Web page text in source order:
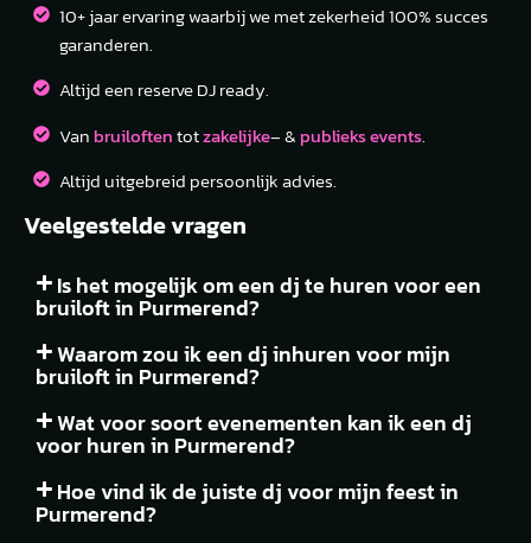
10+ jaar ervaring waarbij we met zekerheid 100% succes
garanderen.
Altijd een reserve DJ ready.
Van bruiloftentotzakelijke– & publieks events.
Altijd uitgebreid persoonlijk advies.
Veelgestelde vragen
Is het mogelijk om een dj te huren voor een
bruiloft in Purmerend?
Waarom zou ik een dj inhuren voor mijn
bruiloft in Purmerend?
Wat voor soort evenementen kan ik een dj
voor huren in Purmerend?
Hoe vind ik de juiste dj voor mijn feest in
Purmerend?